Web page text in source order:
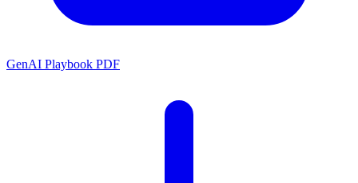
GenAI Playbook PDF